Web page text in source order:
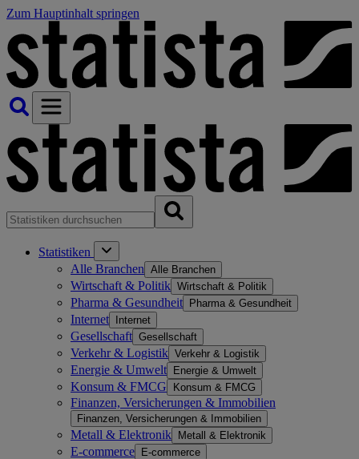
Zum Hauptinhalt springen
Statistiken
Alle Branchen Alle Branchen
Wirtschaft & Politik Wirtschaft & Politik
Pharma & Gesundheit Pharma & Gesundheit
Internet Internet
Gesellschaft Gesellschaft
Verkehr & Logistik Verkehr & Logistik
Energie & Umwelt Energie & Umwelt
Konsum & FMCG Konsum & FMCG
Finanzen, Versicherungen & Immobilien
Finanzen, Versicherungen & Immobilien
Metall & Elektronik Metall & Elektronik
E-commerce E-commerce